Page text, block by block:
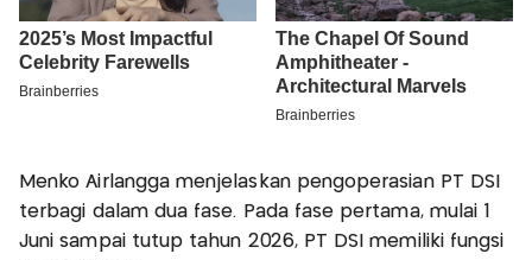
Menko Airlangga menjelaskan pengoperasian PT DSI
terbagi dalam dua fase. Pada fase pertama, mulai 1
Juni sampai tutup tahun 2026, PT DSI memiliki fungsi